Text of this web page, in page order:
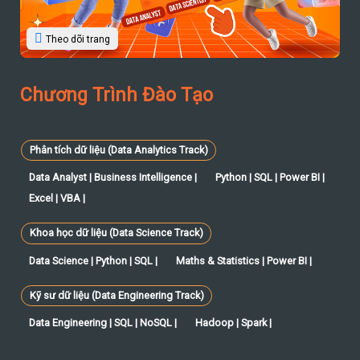
Theo dõi trang
Chương Trình Đào Tạo
Phân tích dữ liệu (Data Analytics Track)
Data Analyst | Business Intelligence |
Python | SQL | Power BI |
Excel | VBA |
Khoa học dữ liệu (Data Science Track)
Data Science | Python | SQL | Maths & Statistics | Power BI |
Kỹ sư dữ liệu (Data Engineering Track)
Data Engineering | SQL | NoSQL | Hadoop | Spark |